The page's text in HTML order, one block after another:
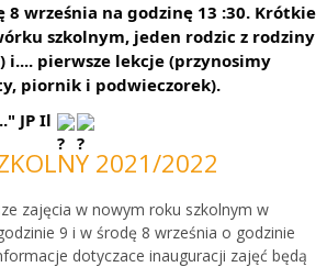
8 września na godzinę 13 :30. Krótkie
szkolnym, jeden rodzic z rodziny
i.... pierwsze lekcje (przynosimy
piornik i podwieczorek).
JP Il
2021/2022
zajęcia w nowym roku szkolnym w
9 i w środę 8 września o godzinie
dotyczace inauguracji zajęć będą